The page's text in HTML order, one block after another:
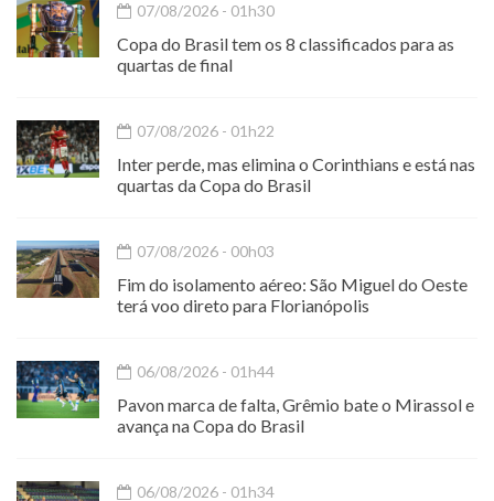
07/08/2026 - 01h30
Copa do Brasil tem os 8 classificados para as
quartas de final
07/08/2026 - 01h22
Inter perde, mas elimina o Corinthians e está nas
quartas da Copa do Brasil
07/08/2026 - 00h03
Fim do isolamento aéreo: São Miguel do Oeste
terá voo direto para Florianópolis
06/08/2026 - 01h44
Pavon marca de falta, Grêmio bate o Mirassol e
avança na Copa do Brasil
06/08/2026 - 01h34